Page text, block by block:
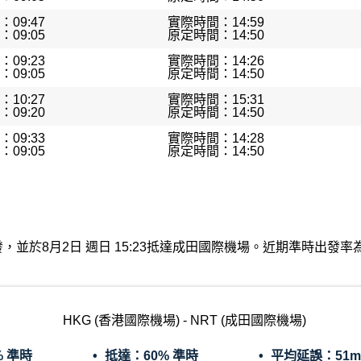
09:47
09:05
實際時間：14:59
原定時間：14:50
09:23
09:05
實際時間：14:26
原定時間：14:50
10:27
09:20
實際時間：15:31
原定時間：14:50
09:33
09:05
實際時間：14:28
原定時間：14:50
並於8月2日 週日 15:23抵達成田國際機場。近期準時出發
HKG (香港國際機場) - NRT (成田國際機場)
準時 抵達： 60% 準時 平均延誤：